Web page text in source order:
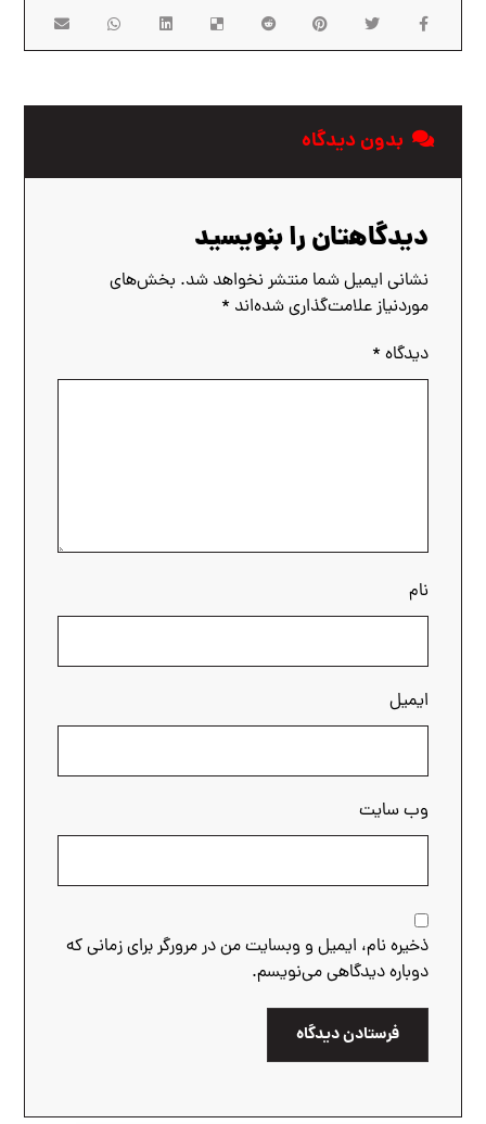
بدون دیدگاه
دیدگاهتان را بنویسید
نشانی ایمیل شما منتشر نخواهد شد. بخش‌های
موردنیاز علامت‌گذاری شده‌اند *
دیدگاه *
نام
ایمیل
وب‌ سایت
ذخیره نام، ایمیل و وبسایت من در مرورگر برای زمانی که
دوباره دیدگاهی می‌نویسم.
فرستادن دیدگاه